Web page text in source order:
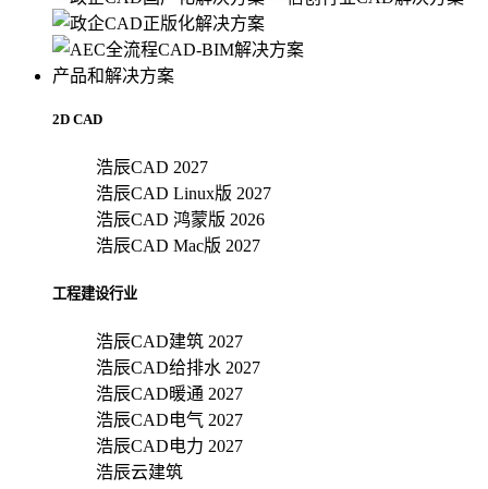
产品和解决方案
2D CAD
浩辰CAD 2027
浩辰CAD Linux版 2027
浩辰CAD 鸿蒙版 2026
浩辰CAD Mac版 2027
工程建设行业
浩辰CAD建筑 2027
浩辰CAD给排水 2027
浩辰CAD暖通 2027
浩辰CAD电气 2027
浩辰CAD电力 2027
浩辰云建筑